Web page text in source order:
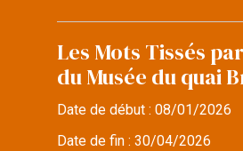
Les Mots Tissés
du Musée du quai
Date de début :08/01/2026
Date de fin :30/04/2026